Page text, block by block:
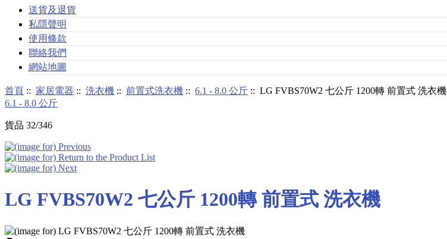
送貨及退貨
私隱聲明
使用條款
聯絡我們
網站地圖
首頁 :: 家居電器 :: 洗衣機 :: 前置式洗衣機 :: 6.1 - 8.0 公斤 :: LG FVBS70W2 七公斤 1200轉 前置式 洗衣機
6.1 - 8.0 公斤
貨品 32/346
LG FVBS70W2 七公斤 1200轉 前置式 洗衣機